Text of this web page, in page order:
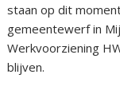
staan op dit
gemeentewerf in
Werkvoorziening
blijven.